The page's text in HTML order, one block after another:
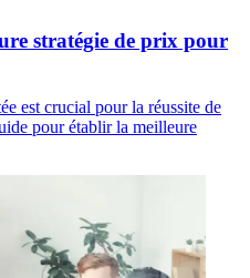
stratégie de prix pour
est crucial pour la réussite de
pour établir la meilleure